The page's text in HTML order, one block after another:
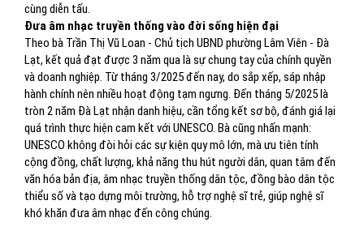
cùng diễn tấu.
Đưa âm nhạc truyền thống vào đời sống hiện đại
Theo bà Trần Thị Vũ Loan - Chủ tịch UBND phường Lâm Viên - Đà
Lạt, kết quả đạt được 3 năm qua là sự chung tay của chính quyền
và doanh nghiệp. Từ tháng 3/2025 đến nay, do sắp xếp, sáp nhập
hành chính nên nhiều hoạt động tạm ngưng. Đến tháng 5/2025 là
tròn 2 năm Đà Lạt nhận danh hiệu, cần tổng kết sơ bộ, đánh giá lại
quá trình thực hiện cam kết với UNESCO. Bà cũng nhấn mạnh:
UNESCO không đòi hỏi các sự kiện quy mô lớn, mà ưu tiên tính
cộng đồng, chất lượng, khả năng thu hút người dân, quan tâm đến
văn hóa bản địa, âm nhạc truyền thống dân tộc, đồng bào dân tộc
thiểu số và tạo dựng môi trường, hỗ trợ nghệ sĩ trẻ, giúp nghệ sĩ
khó khăn đưa âm nhạc đến công chúng.